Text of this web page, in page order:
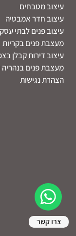
צרו קשר
עיצוב מטבחים
עיצוב חדר אמבטיה
עיצוב פנים לבתי עסק
מעצבת פנים בקריות
עיצוב דירות קבלן
מעצבת פנים בנהריה
הצהרת נגישות